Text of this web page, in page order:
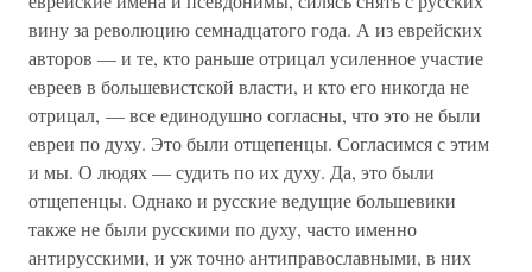
вину за революцию семнадцатого года. А из еврейских
авторов — и те, кто раньше отрицал усиленное участие
евреев в большевистской власти, и кто его никогда не
отрицал, — все единодушно согласны, что это не были
евреи по духу. Это были отщепенцы. Согласимся с этим
и мы. О людях — судить по их духу. Да, это были
отщепенцы. Однако и русские ведущие большевики
также не были русскими по духу, часто именно
антирусскими, и уж точно антиправославными, в них